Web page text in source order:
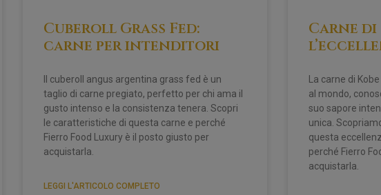
Cuberoll Grass Fed:
carne per intenditori
Il cuberoll angus argentina grass fed è un
taglio di carne pregiato, perfetto per chi ama il
gusto intenso e la consistenza tenera. Scopri
le caratteristiche di questa carne e perché
Fierro Food Luxury è il posto giusto per
acquistarla.
LEGGI L'ARTICOLO COMPLETO
Carne di
La carne di
al mondo,
suo sapore
unica.
questa
perché Fierro
acquistarla.